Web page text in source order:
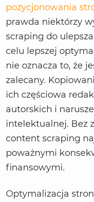
pozycjonowania
prawda niektórzy
scraping do
celu lepszej
nie oznacza to, że
zalecany.
ich częściowa
autorskich i
intelektualnej. Bez
content scraping
poważnymi
finansowymi.
Optymalizacja